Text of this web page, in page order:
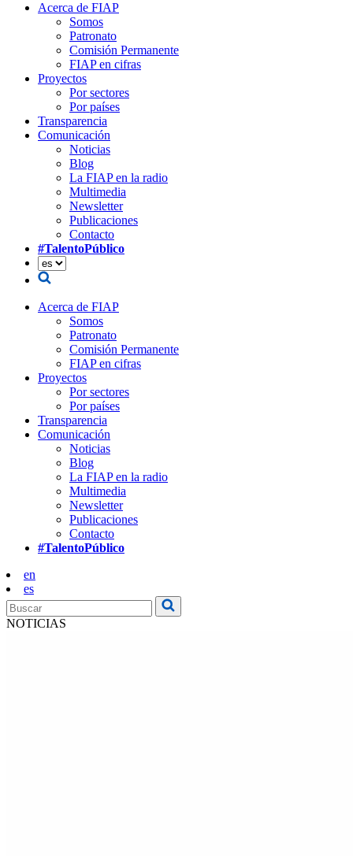
Acerca de FIAP
Somos
Patronato
Comisión Permanente
FIAP en cifras
Proyectos
Por sectores
Por países
Transparencia
Comunicación
Noticias
Blog
La FIAP en la radio
Multimedia
Newsletter
Publicaciones
Contacto
#TalentoPúblico
Acerca de FIAP
Somos
Patronato
Comisión Permanente
FIAP en cifras
Proyectos
Por sectores
Por países
Transparencia
Comunicación
Noticias
Blog
La FIAP en la radio
Multimedia
Newsletter
Publicaciones
Contacto
#TalentoPúblico
en
es
NOTICIAS